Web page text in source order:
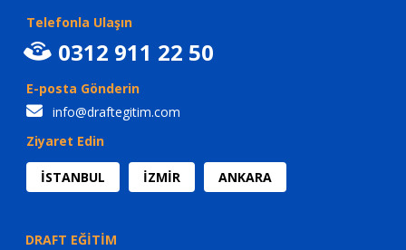
Telefonla Ulaşın
0312 911 22 50
E-posta Gönderin
info@draftegitim.com
Ziyaret Edin
İSTANBUL İZMİR ANKARA
DRAFT EĞİTİM